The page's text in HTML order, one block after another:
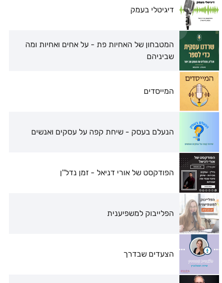
דיגיטלי בעמק
המטבחון של האחיות פת - על אחים ואחיות ומה
שביניהם
המייסדים
הנעלם בעסק - שיחת קפה על עסקים ואנשים
הפודקסט של אורי דניאל - זמן נדל''ן
הפלייבוק למשפיענית
הצעדים שבדרך